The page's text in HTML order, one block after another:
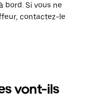
bord. Si vous ne
contactez-le
vont-ils